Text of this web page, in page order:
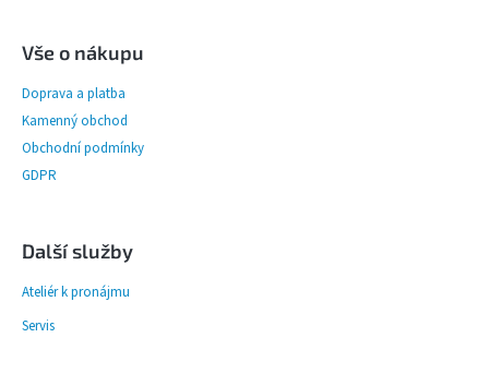
Vše o nákupu
Doprava a platba
Kamenný obchod
Obchodní podmínky
GDPR
Další služby
Ateliér k pronájmu
Servis